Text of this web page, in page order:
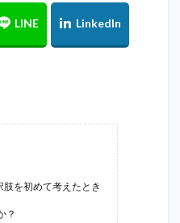
肢を初めて考えたとき
？